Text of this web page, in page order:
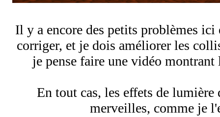
Il y a encore des petits problèmes
corriger, et je dois améliorer les
je pense faire une vidéo montrant
En tout cas, les effets de
merveilles, comme je